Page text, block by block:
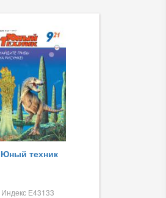
Юный техник
Индекс Е43133